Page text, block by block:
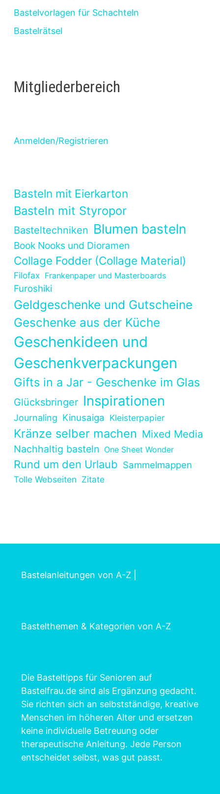
Bastelvorlagen für Schachteln
Bastelrätsel
Mitgliederbereich
Anmelden/Registrieren
Basteln mit Eierkarton
Basteln mit Styropor
Basteltechniken Blumen basteln
Book Nooks und Dioramen
Collage Fodder (Collage Material)
Filofax Frankenpaper und Masterboards
Furoshiki
Geldgeschenke und Gutscheine
Geschenke aus der Küche
Geschenkideen und
Geschenkverpackungen
Gifts in a Jar - Geschenke im Glas
Glücksbringer Inspirationen
Journaling Kinusaiga Kleisterpapier
Kränze selber machen Mixed Media
Nachhaltig basteln One Sheet Wonder
Rund um den Urlaub Sammelmappen
Tolle Webseiten Zitate
Bastelanleitungen von A-Z
Bastelthemen & Kategorien von A-Z
Die Basteltipps für Senioren auf
Bastelfrau.de sind als Ergänzung gedacht.
Sie richten sich an selbstständige, kreative
Menschen im höheren Alter und ersetzen
keine individuelle Betreuung oder
therapeutische Anleitung. Jede Person
entscheidet selbst, was gut passt.